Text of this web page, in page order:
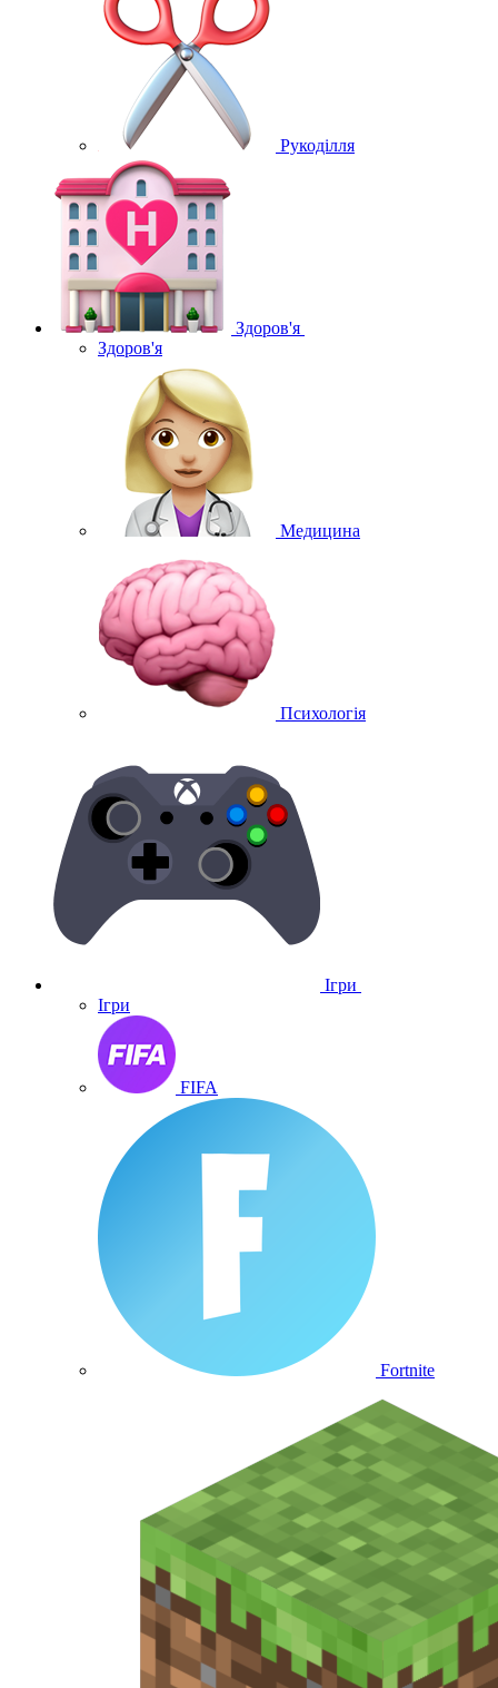
Рукоділля
Здоров'я
Здоров'я
Медицина
Психологія
Ігри
Ігри
FIFA
Fortnite